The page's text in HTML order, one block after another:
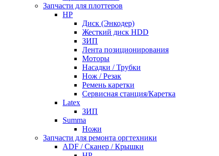
Запчасти для плоттеров
HP
Диск (Энкодер)
Жесткий диск HDD
ЗИП
Лента позиционирования
Моторы
Насадки / Трубки
Нож / Резак
Ремень каретки
Сервисная станция/Каретка
Latex
ЗИП
Summa
Ножи
Запчасти для ремонта оргтехники
ADF / Сканер / Крышки